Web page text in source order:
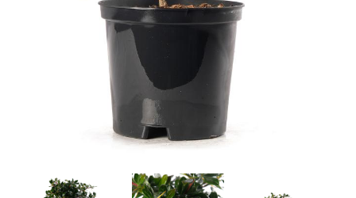
Bonsai in Pratica